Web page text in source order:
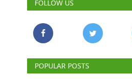
FOLLOW US
POPULAR POSTS